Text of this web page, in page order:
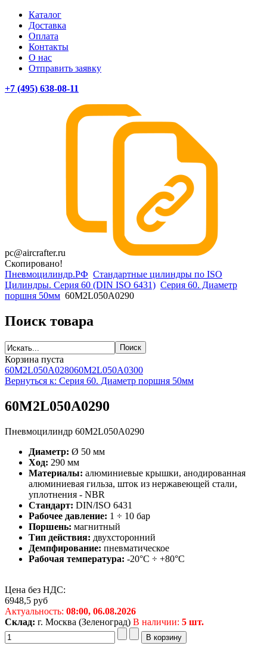
Каталог
Доставка
Оплата
Контакты
О нас
Отправить заявку
+7 (495) 638-08-11
pc@aircrafter.ru
Скопировано!
Пневмоцилиндр.РФ Стандартные цилиндры по ISO
Цилиндры. Серия 60 (DIN ISO 6431) Серия 60. Диаметр
поршня 50мм 60M2L050A0290
Поиск товара
Корзина пуста
60M2L050A028060M2L050A0300
Вернуться к: Серия 60. Диаметр поршня 50мм
60M2L050A0290
Пневмоцилиндр 60M2L050A0290
Диаметр: Ø 50 мм
Ход: 290 мм
Материалы: алюминиевые крышки, анодированная
алюминиевая гильза, шток из нержавеющей стали,
уплотнения - NBR
Стандарт: DIN/ISO 6431
Рабочее давление: 1 ÷ 10 бар
Поршень: магнитный
Тип действия: двухсторонний
Демпфирование: пневматическое
Рабочая температура: -20°C ÷ +80°C
Цена без НДС:
6948,5 руб
Актуальность: 08:00, 06.08.2026
Склад: г. Москва (Зеленоград) В наличии: 5 шт.